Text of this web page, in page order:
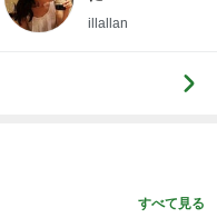
illallan
すべて見る